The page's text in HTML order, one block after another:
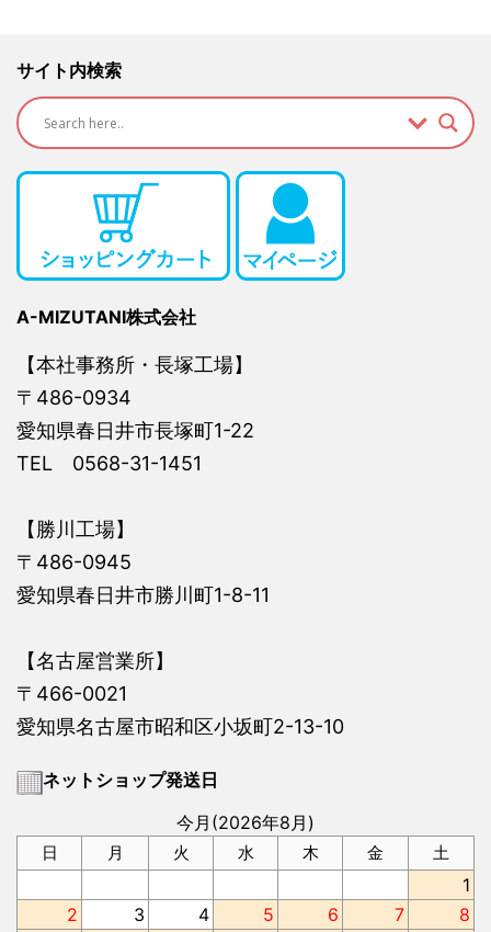
サイト内検索
A-MIZUTANI株式会社
【本社事務所・長塚工場】
〒486-0934
愛知県春日井市長塚町1-22
TEL 0568-31-1451
【勝川工場】
〒486-0945
愛知県春日井市勝川町1-8-11
【名古屋営業所】
〒466-0021
愛知県名古屋市昭和区小坂町2-13-10
ネットショップ発送日
今月(2026年8月)
日 月 火 水 木 金 土
1
2
3 4 5 6 7
8